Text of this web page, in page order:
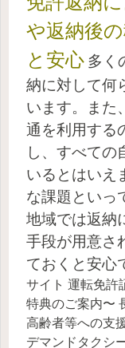
や返納後
と安心 多く
納に対して何
います。また
通を利用する
し、すべての
いるとはいえ
な課題といっ
地域では返納
手段が用意さ
ておくと安心
サイト 運転免許
特典のご案内〜
高齢者等への支
デマンドタクシ